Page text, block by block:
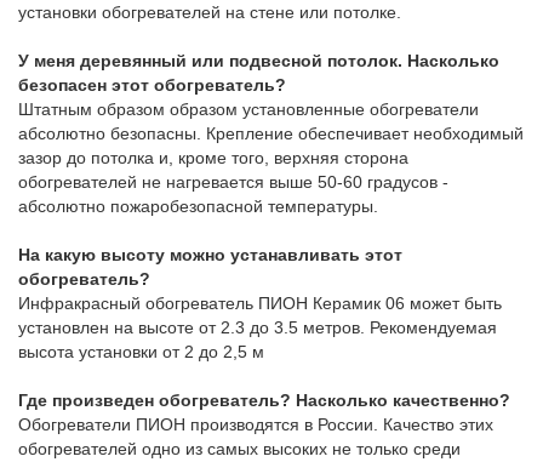
установки обогревателей на стене или потолке.
У меня деревянный или подвесной потолок. Насколько
безопасен этот обогреватель?
Штатным образом образом установленные обогреватели
абсолютно безопасны. Крепление обеспечивает необходимый
зазор до потолка и, кроме того, верхняя сторона
обогревателей не нагревается выше 50-60 градусов -
абсолютно пожаробезопасной температуры.
На какую высоту можно устанавливать этот
обогреватель?
Инфракрасный обогреватель ПИОН Керамик 06 может быть
установлен на высоте от 2.3 до 3.5 метров. Рекомендуемая
высота установки от 2 до 2,5 м
Где произведен обогреватель? Насколько качественно?
Обогреватели ПИОН производятся в России. Качество этих
обогревателей одно из самых высоких не только среди